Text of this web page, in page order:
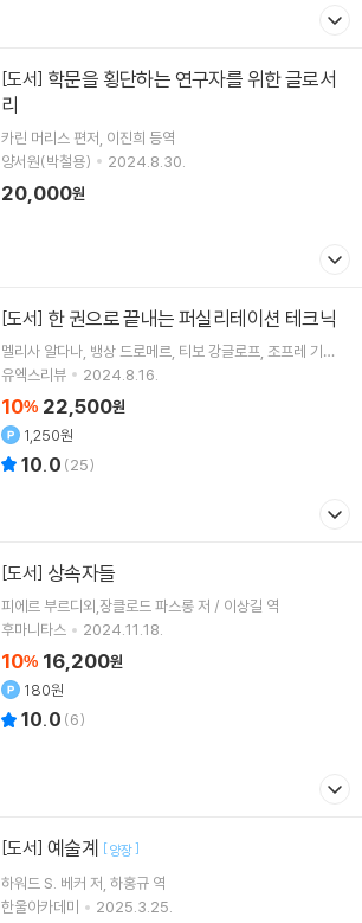
[도서]
리
카린 머리스 편저 이진희 등역
양서원(박철용)
2024.8.30.
20,000원
[도서] 한 권으로 끝내는 퍼실리테이션 테크닉
멜리사 알다나 뱅상 드로메르 티보 강글로프 조프레 기요
샹공저 외 2명
유엑스리뷰 2024.8.16.
10% 22,500원
1,250원
10.0 (25)
[도서] 상속자들
피에르 부르디외,장클로드 파스롱 저 / 이상길 역
후마니타스
2024.11.18.
10% 16,200원
180원
10.0 (6)
[도서] 예술계 [양장]
하워드 S. 베커 저 하홍규 역
한울아카데미
2025.3.25.